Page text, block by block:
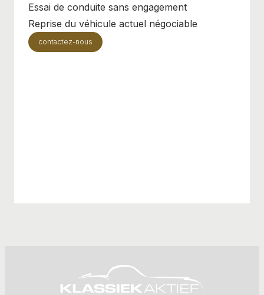
Essai de conduite sans engagement
Reprise du véhicule actuel négociable
contactez-nous